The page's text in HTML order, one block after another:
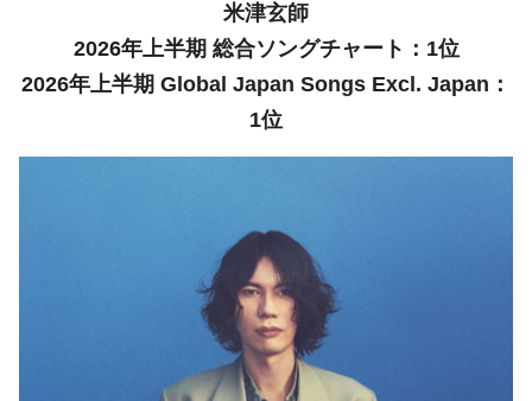
米津玄師
2026年上半期 総合ソングチャート：1位
2026年上半期 Global Japan Songs Excl. Japan：
1位